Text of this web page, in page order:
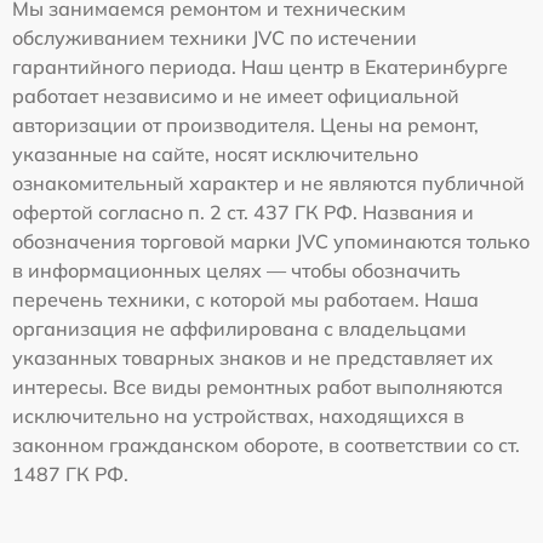
Мы занимаемся ремонтом и техническим
обслуживанием техники JVC по истечении
гарантийного периода. Наш центр в Екатеринбурге
работает независимо и не имеет официальной
авторизации от производителя. Цены на ремонт,
указанные на сайте, носят исключительно
ознакомительный характер и не являются публичной
офертой согласно п. 2 ст. 437 ГК РФ. Названия и
обозначения торговой марки JVC упоминаются только
в информационных целях — чтобы обозначить
перечень техники, с которой мы работаем. Наша
организация не аффилирована с владельцами
указанных товарных знаков и не представляет их
интересы. Все виды ремонтных работ выполняются
исключительно на устройствах, находящихся в
законном гражданском обороте, в соответствии со ст.
1487 ГК РФ.